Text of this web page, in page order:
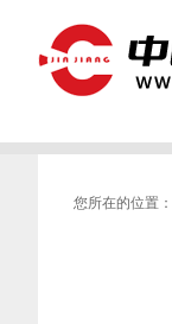
您所在的位置：